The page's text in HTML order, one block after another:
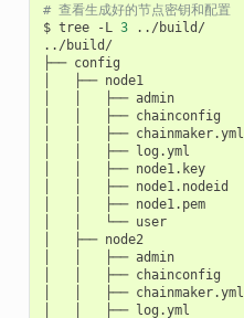
# 查看生成好的节点密钥和配置
$ tree -L 3
../build/
../build/
├── config
├── node1
├── admin
├── chainconfig
├── chainmaker.yml
├── log.yml
├── node1.key
├── node1.nodeid
├── node1.pem
└── user
├── node2
├── admin
├── chainconfig
├── chainmaker.yml
├── log.yml